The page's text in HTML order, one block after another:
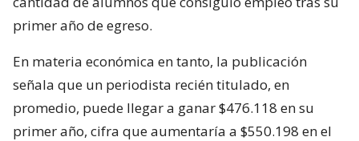
primer año de egreso.
En materia económica en tanto, la publicación
señala que un periodista recién titulado, en
promedio, puede llegar a ganar $476.118 en su
primer año, cifra que aumentaría a $550.198 en el